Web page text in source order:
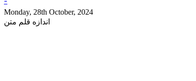
Monday, 28th October, 2024
اندازه قلم متن